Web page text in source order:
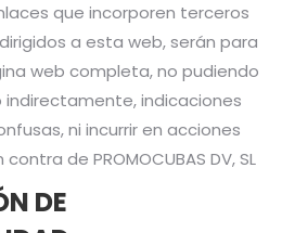
que incorporen terceros
a esta web, serán para
web completa, no pudiendo
indicaciones
ni incurrir en acciones
de PROMOCUBAS DV, SL
DE